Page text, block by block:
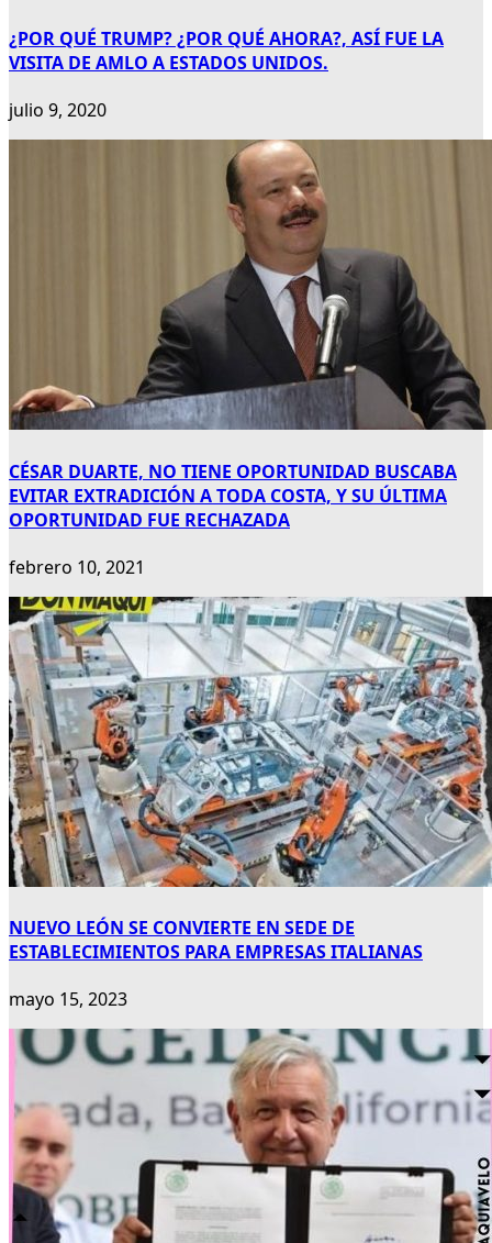
¿POR QUÉ TRUMP? ¿POR QUÉ AHORA?, ASÍ FUE LA
VISITA DE AMLO A ESTADOS UNIDOS.
julio 9, 2020
CÉSAR DUARTE, NO TIENE OPORTUNIDAD BUSCABA
EVITAR EXTRADICIÓN A TODA COSTA, Y SU ÚLTIMA
OPORTUNIDAD FUE RECHAZADA
febrero 10, 2021
NUEVO LEÓN SE CONVIERTE EN SEDE DE
ESTABLECIMIENTOS PARA EMPRESAS ITALIANAS
mayo 15, 2023